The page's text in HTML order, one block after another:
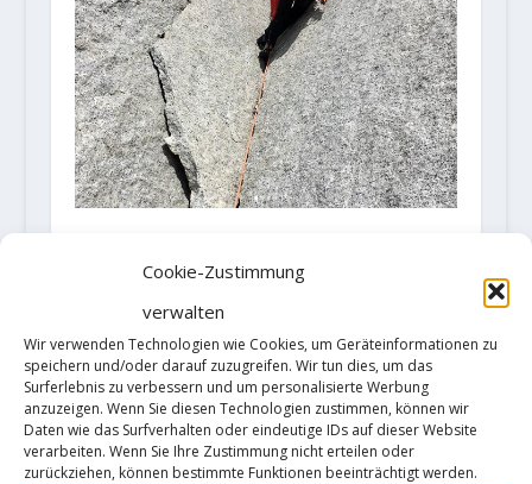
Cookie-Zustimmung
verwalten
Wir verwenden Technologien wie Cookies, um Geräteinformationen zu
speichern und/oder darauf zuzugreifen. Wir tun dies, um das
Surferlebnis zu verbessern und um personalisierte Werbung
anzuzeigen. Wenn Sie diesen Technologien zustimmen, können wir
Daten wie das Surfverhalten oder eindeutige IDs auf dieser Website
verarbeiten. Wenn Sie Ihre Zustimmung nicht erteilen oder
zurückziehen, können bestimmte Funktionen beeinträchtigt werden.
die Italiener-Route am Aguja
Saint-Exupery in Patagonien
4. Februar 2018